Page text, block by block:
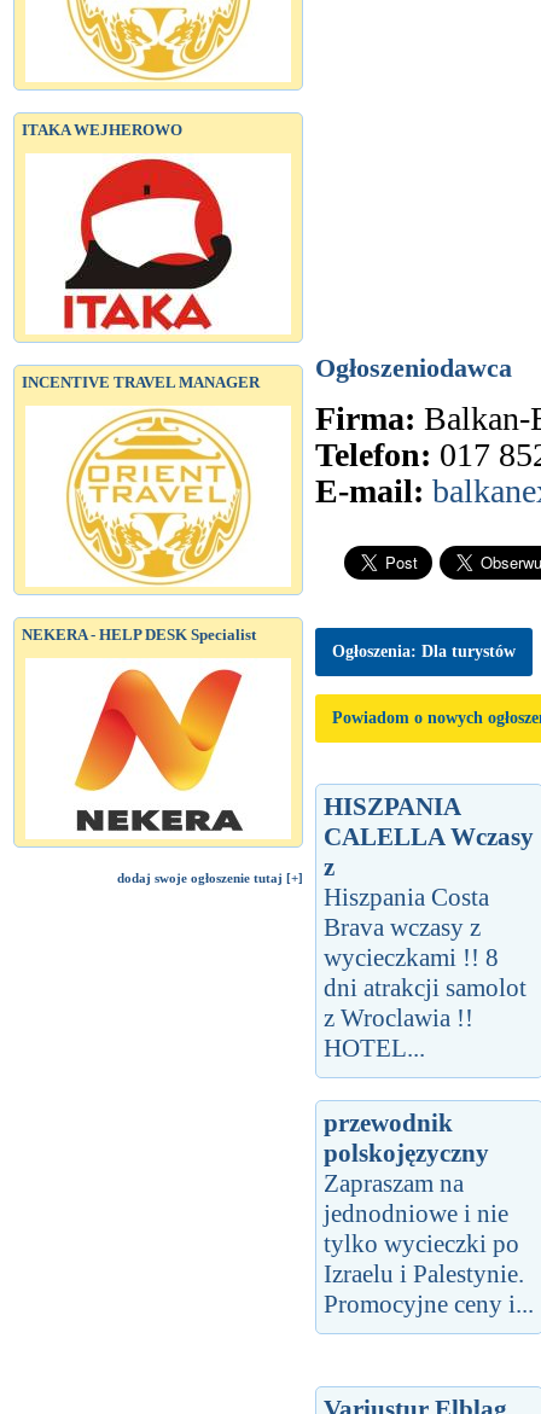
ITAKA WEJHEROWO
INCENTIVE TRAVEL MANAGER
NEKERA - HELP DESK Specialist
dodaj swoje ogłoszenie tutaj [+]
Ogłoszeniodawca
Firma: Balkan-
Telefon: 017
E-mail:
Ogłoszenia: Dla turystów
Powiadom o nowych
HISZPANIA
CALELLA Wczasy
z
Hiszpania Costa
Brava wczasy z
wycieczkami !! 8
dni atrakcji samolot
z Wroclawia !!
HOTEL...
przewodnik
polskojęzyczny
Zapraszam na
jednodniowe i nie
tylko wycieczki po
Izraelu i Palestynie.
Promocyjne ceny i...